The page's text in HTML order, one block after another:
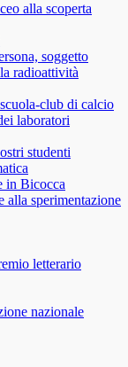
alla scoperta
soggetto
radioattività
club di calcio
laboratori
studenti
in Bicocca
alla sperimentazione
letterario
nazionale